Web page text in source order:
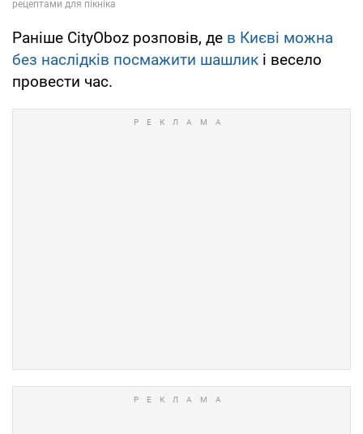
Раніше CityOboz розповів, де в Києві можна
без наслідків посмажити шашлик і весело
провести час.